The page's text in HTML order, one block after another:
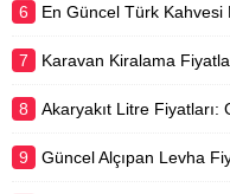
6 En Güncel Türk Kahvesi
7 Karavan Kiralama
8 Akaryakıt Litre
9 Güncel Alçıpan Levha